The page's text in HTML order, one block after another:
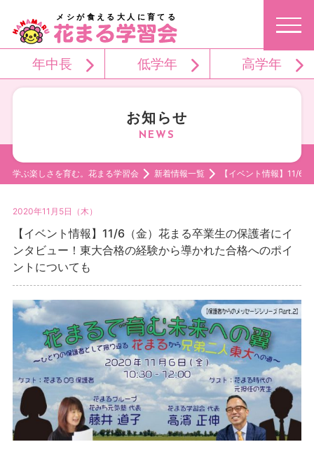
メシが食える大人に育てる
年中長 低学年 高学年
お知らせ
学ぶ楽しさを育む。花まる学習会 新着情報一覧 【イベント情報】11/6
2020年11月5日（木）
【イベント情報】11/6（金）花まる卒業生の保護者にイ
ンタビュー！東大合格の経験から導かれた合格へのポイ
ントについても